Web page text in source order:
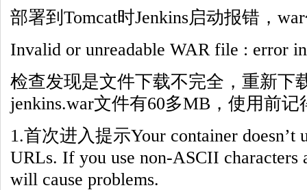
部署到Tomcat时Jenkins启动报错，
Invalid or unreadable WAR file : error
检查发现是文件下载不完全，重新下
jenkins.war文件有60多MB，使用前
1.首次进入提示Your container doesn’t
URLs. If you use non-ASCII characters
will cause problems.